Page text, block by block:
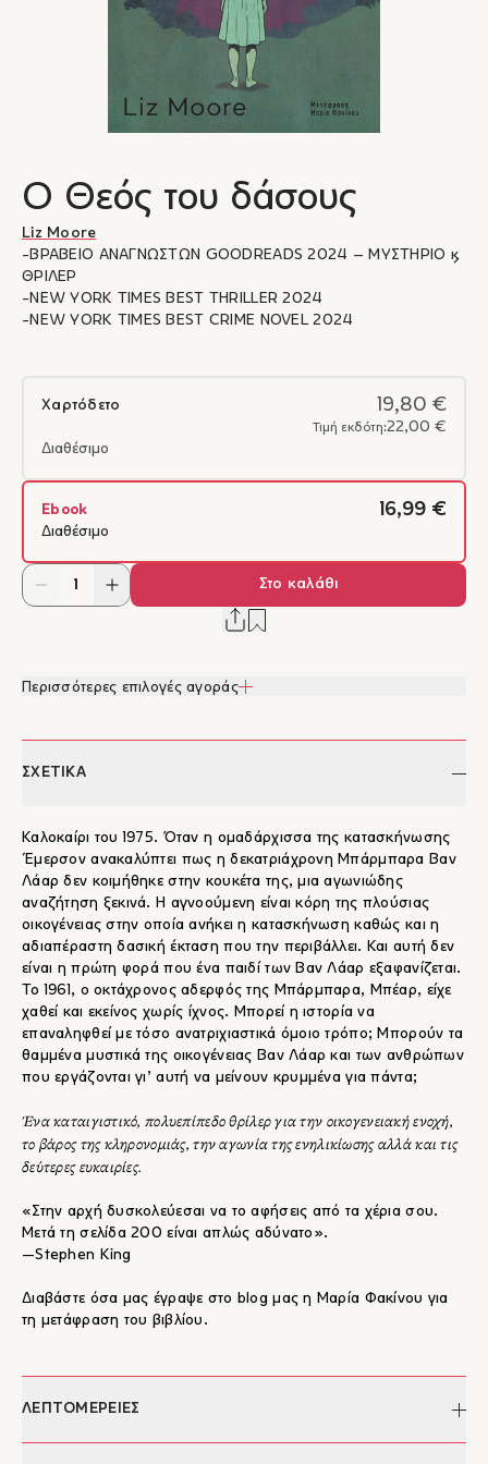
Ο Θεός του δάσους
Liz Moore
-ΒΡΑΒΕΙΟ ΑΝΑΓΝΩΣΤΩΝ GOODREADS 2024 – ΜΥΣΤΗΡΙΟ &
ΘΡΙΛΕΡ
-NEW YORK TIMES BEST THRILLER 2024
-NEW YORK TIMES BEST CRIME NOVEL 2024
Χαρτόδετο 19,80 €
Τιμή εκδότη:22,00 €
Διαθέσιμο
Ebook 16,99 €
Διαθέσιμο
Στο καλάθι
Περισσότερες επιλογές αγοράς
ΣΧΕΤΙΚΑ
Καλοκαίρι του 1975. Όταν η ομαδάρχισσα της κατασκήνωσης
Έμερσον ανακαλύπτει πως η δεκατριάχρονη Μπάρμπαρα Βαν
Λάαρ δεν κοιμήθηκε στην κουκέτα της, μια αγωνιώδης
αναζήτηση ξεκινά. Η αγνοούμενη είναι κόρη της πλούσιας
οικογένειας στην οποία ανήκει η κατασκήνωση καθώς και η
αδιαπέραστη δασική έκταση που την περιβάλλει. Και αυτή δεν
είναι η πρώτη φορά που ένα παιδί των Βαν Λάαρ εξαφανίζεται.
Το 1961, o οκτάχρονος αδερφός της Μπάρμπαρα, Μπέαρ, είχε
χαθεί και εκείνος χωρίς ίχνος. Μπορεί η ιστορία να
επαναληφθεί με τόσο ανατριχιαστικά όμοιο τρόπο; Μπορούν τα
θαμμένα μυστικά της οικογένειας Βαν Λάαρ και των ανθρώπων
που εργάζονται γι’ αυτή να μείνουν κρυμμένα για πάντα;
Ένα καταιγιστικό, πολυεπίπεδο θρίλερ για την οικογενειακή ενοχή,
το βάρος της κληρονομιάς, την αγωνία της ενηλικίωσης αλλά και τις
δεύτερες ευκαιρίες.
«Στην αρχή δυσκολεύεσαι να το αφήσεις από τα χέρια σου.
Μετά τη σελίδα 200 είναι απλώς αδύνατο».
—Stephen King
Διαβάστε όσα μας έγραψε στο blog μας η Μαρία Φακίνου για
τη μετάφραση του βιβλίου.
ΛΕΠΤΟΜΕΡΕΙΕΣ